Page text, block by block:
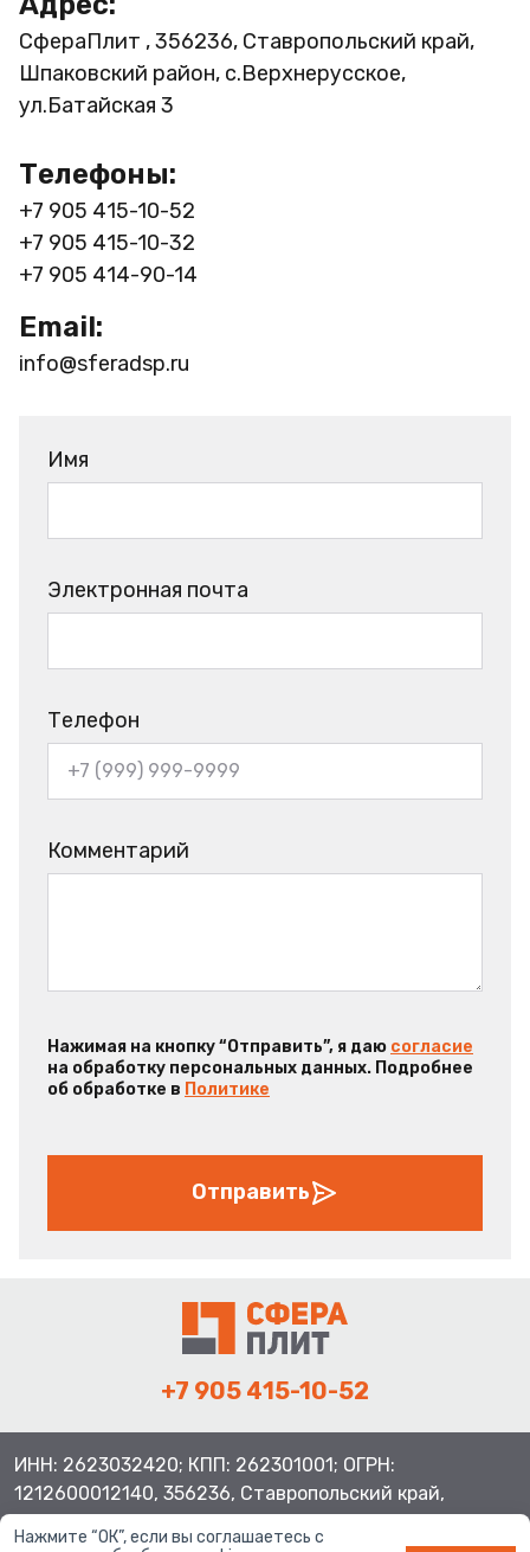
СфераПлит , 356236, Ставропольский край,
Шпаковский район, с.Верхнерусское,
ул.Батайская 3
Телефоны:
+7 905 415-10-52
+7 905 415-10-32
+7 905 414-90-14
Email:
info@sferadsp.ru
Имя
Электронная почта
Телефон
Комментарий
Нажимая на кнопку “Отправить”, я даю согласие
на обработку персональных данных. Подробнее
об обработке в Политике
Отправить
+7 905 415-10-52
ИНН: 2623032420; КПП: 262301001; ОГРН:
1212600012140, 356236, Ставропольский край,
Нажмите “ОК”, если вы соглашаетесь с